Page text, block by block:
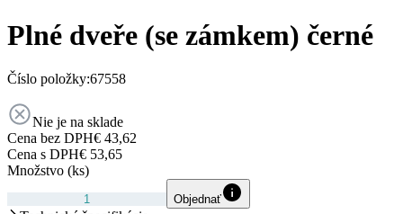
Plné dveře (se zámkem) černé
Číslo položky:67558
Nie je na sklade
Cena bez DPH€ 43,62
Cena s DPH€ 53,65
Množstvo (ks)
Objednať